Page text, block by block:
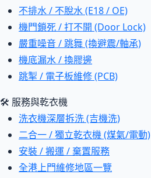
不排水 / 不脫水 (E18 / OE)
機門鎖死 / 打不開 (Door Lock)
嚴重噪音 / 跳舞 (換避震/軸承)
機底漏水 / 換膠邊
跳掣 / 電子板維修 (PCB)
🛠 服務與乾衣機
洗衣機深層拆洗 (吉機洗)
二合一 / 獨立乾衣機 (煤氣/電動)
安裝 / 搬運 / 棄置服務
全港上門維修地區一覽